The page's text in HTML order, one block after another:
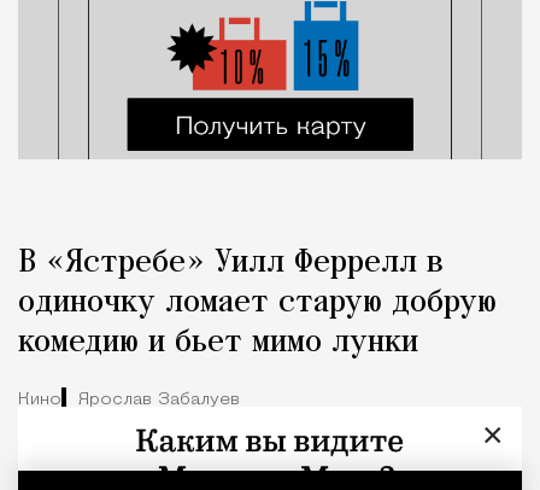
В «Ястребе» Уилл Феррелл в
одиночку ломает старую добрую
комедию и бьет мимо лунки
Кино Ярослав Забалуев
×